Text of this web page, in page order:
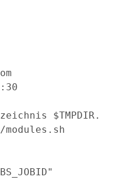
$TMPDIR.